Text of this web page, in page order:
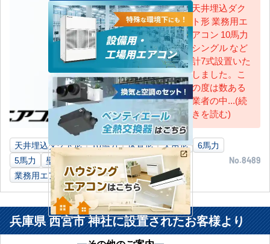
AC担当
天井埋込ダク
ト形 業務用エ
アコン 10馬力
シングル など
計7式設置いた
しました。こ
の度は数ある
業者の中...(続
きを読む)
天井埋込ダクト形 10馬力 床置形 天吊形
6馬力
5馬力
壁掛形 3馬力 工場
福岡県
業務用エアコン
No.8489
兵庫県 西宮市 神社に設置されたお客様より